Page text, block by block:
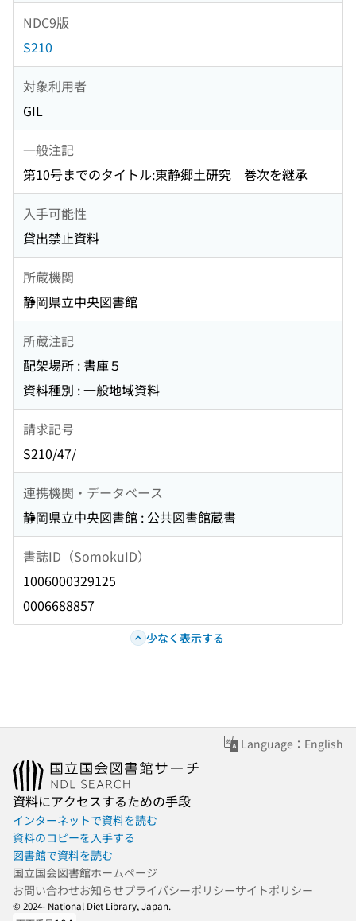
NDC9版
S210
対象利用者
GIL
一般注記
第10号までのタイトル:東静郷土研究 巻次を継承
入手可能性
貸出禁止資料
所蔵機関
静岡県立中央図書館
所蔵注記
配架場所 : 書庫５
資料種別 : 一般地域資料
請求記号
S210/47/
連携機関・データベース
静岡県立中央図書館 : 公共図書館蔵書
書誌ID（SomokuID）
1006000329125
0006688857
少なく表示する
Language：English
資料にアクセスするための手段
インターネットで資料を読む
資料のコピーを入手する
図書館で資料を読む
国立国会図書館ホームページ
お問い合わせお知らせプライバシーポリシーサイトポリシー
© 2024- National Diet Library, Japan.